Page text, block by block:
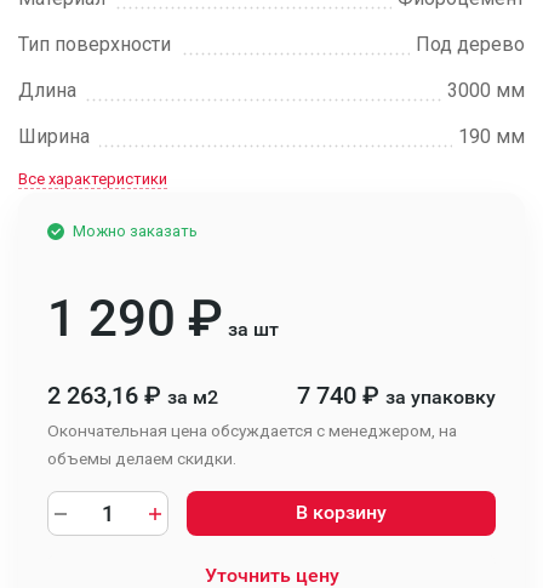
Тип поверхности
Под дерево
Длина
3000 мм
Ширина
190 мм
Все характеристики
Можно заказать
1 290 ₽ за шт
2 263,16 ₽ за м2 7 740 ₽ за упаковку
Окончательная цена обсуждается с менеджером, на
объемы делаем скидки.
В корзину
Уточнить цену